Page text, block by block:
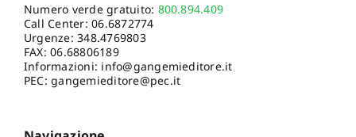
Numero verde gratuito: 800.894.409
Call Center:06.6872774
Urgenze:348.4769803
FAX: 06.68806189
Informazioni: info@gangemieditore.it
PEC: gangemieditore@pec.it